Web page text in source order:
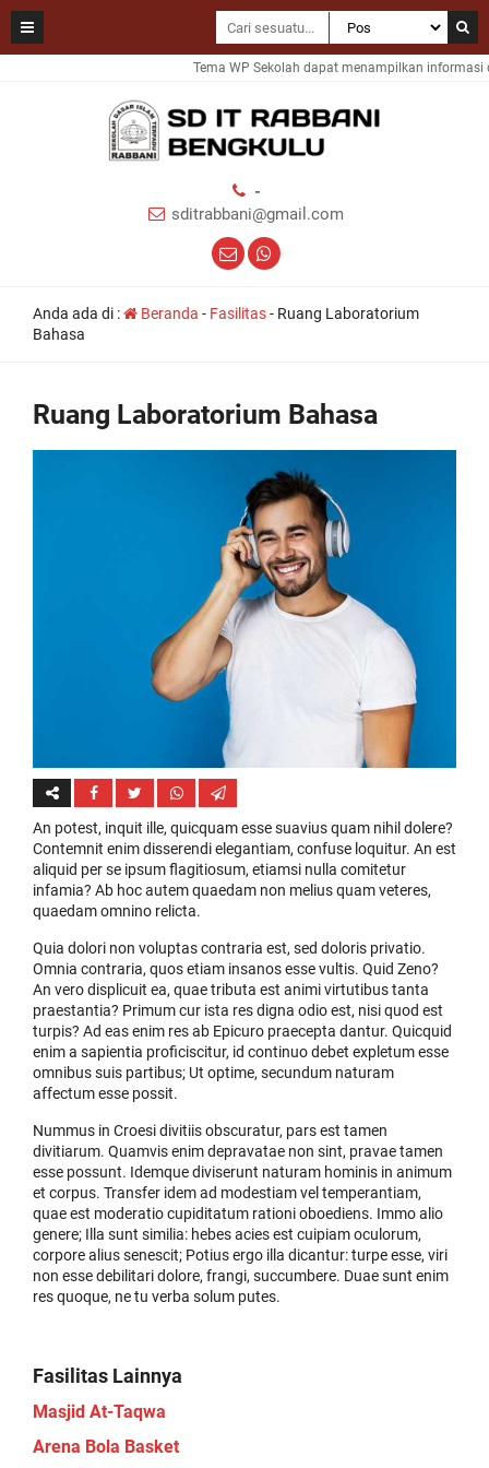
Tema WP Sekolah dapat menampilkan informasi
-
sditrabbani@gmail.com
Anda ada di : Beranda - Fasilitas- Ruang Laboratorium
Bahasa
Ruang Laboratorium Bahasa
An potest, inquit ille, quicquam esse suavius quam nihil dolere?
Contemnit enim disserendi elegantiam, confuse loquitur. An est
aliquid per se ipsum flagitiosum, etiamsi nulla comitetur
infamia? Ab hoc autem quaedam non melius quam veteres,
quaedam omnino relicta.
Quia dolori non voluptas contraria est, sed doloris privatio.
Omnia contraria, quos etiam insanos esse vultis. Quid Zeno?
An vero displicuit ea, quae tributa est animi virtutibus tanta
praestantia? Primum cur ista res digna odio est, nisi quod est
turpis? Ad eas enim res ab Epicuro praecepta dantur. Quicquid
enim a sapientia proficiscitur, id continuo debet expletum esse
omnibus suis partibus; Ut optime, secundum naturam
affectum esse possit.
Nummus in Croesi divitiis obscuratur, pars est tamen
divitiarum. Quamvis enim depravatae non sint, pravae tamen
esse possunt. Idemque diviserunt naturam hominis in animum
et corpus. Transfer idem ad modestiam vel temperantiam,
quae est moderatio cupiditatum rationi oboediens. Immo alio
genere; Illa sunt similia: hebes acies est cuipiam oculorum,
corpore alius senescit; Potius ergo illa dicantur: turpe esse, viri
non esse debilitari dolore, frangi, succumbere. Duae sunt enim
res quoque, ne tu verba solum putes.
Fasilitas Lainnya
Masjid At-Taqwa
Arena Bola Basket